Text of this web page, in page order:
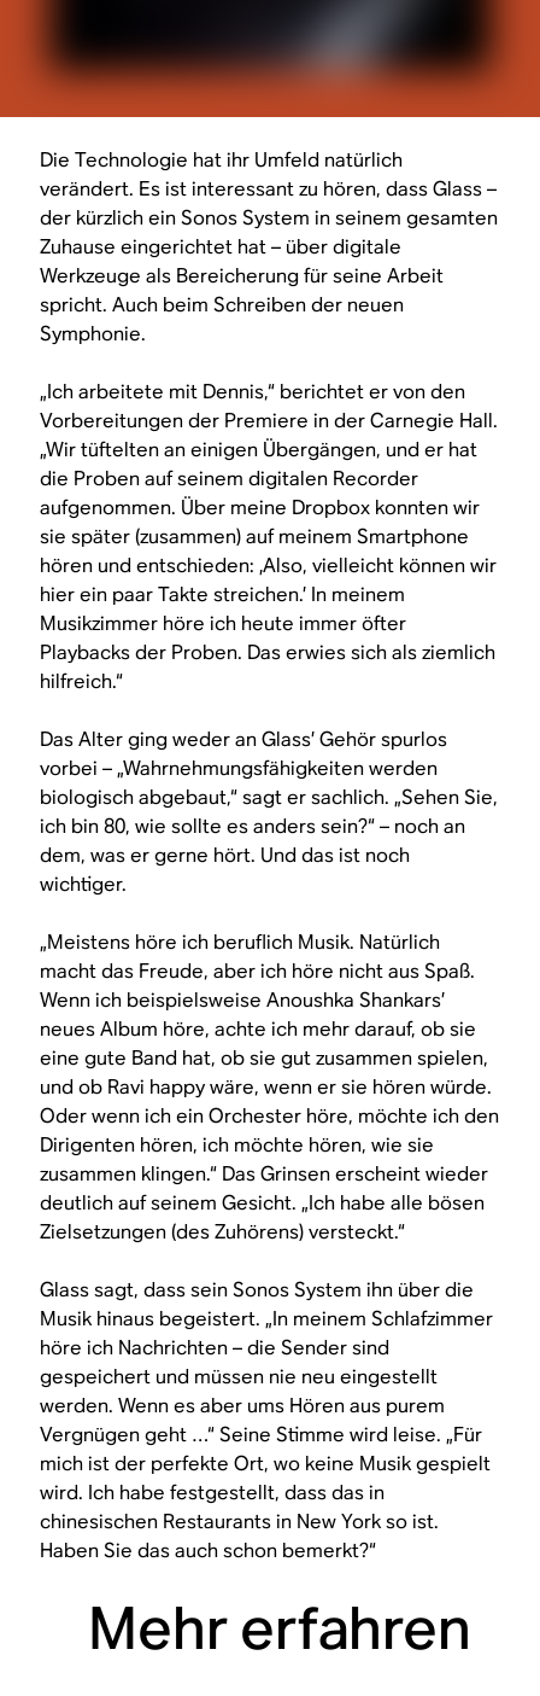
Die Technologie hat ihr Umfeld natürlich
verändert. Es ist interessant zu hören, dass Glass –
der kürzlich ein Sonos System in seinem gesamten
Zuhause eingerichtet hat – über digitale
Werkzeuge als Bereicherung für seine Arbeit
spricht. Auch beim Schreiben der neuen
Symphonie.
„Ich arbeitete mit Dennis,“ berichtet er von den
Vorbereitungen der Premiere in der Carnegie Hall.
„Wir tüftelten an einigen Übergängen, und er hat
die Proben auf seinem digitalen Recorder
aufgenommen. Über meine Dropbox konnten wir
sie später (zusammen) auf meinem Smartphone
hören und entschieden: ‚Also, vielleicht können wir
hier ein paar Takte streichen.’ In meinem
Musikzimmer höre ich heute immer öfter
Playbacks der Proben. Das erwies sich als ziemlich
hilfreich.“
Das Alter ging weder an Glass’ Gehör spurlos
vorbei – „Wahrnehmungsfähigkeiten werden
biologisch abgebaut,“ sagt er sachlich. „Sehen Sie,
ich bin 80, wie sollte es anders sein?“ – noch an
dem, was er gerne hört. Und das ist noch
wichtiger.
„Meistens höre ich beruflich Musik. Natürlich
macht das Freude, aber ich höre nicht aus Spaß.
Wenn ich beispielsweise Anoushka Shankars’
neues Album höre, achte ich mehr darauf, ob sie
eine gute Band hat, ob sie gut zusammen spielen,
und ob Ravi happy wäre, wenn er sie hören würde.
Oder wenn ich ein Orchester höre, möchte ich den
Dirigenten hören, ich möchte hören, wie sie
zusammen klingen.“ Das Grinsen erscheint wieder
deutlich auf seinem Gesicht. „Ich habe alle bösen
Zielsetzungen (des Zuhörens) versteckt.“
Glass sagt, dass sein Sonos System ihn über die
Musik hinaus begeistert. „In meinem Schlafzimmer
höre ich Nachrichten – die Sender sind
gespeichert und müssen nie neu eingestellt
werden. Wenn es aber ums Hören aus purem
Vergnügen geht …“ Seine Stimme wird leise. „Für
mich ist der perfekte Ort, wo keine Musik gespielt
wird. Ich habe festgestellt, dass das in
chinesischen Restaurants in New York so ist.
Haben Sie das auch schon bemerkt?“
Mehr erfahren